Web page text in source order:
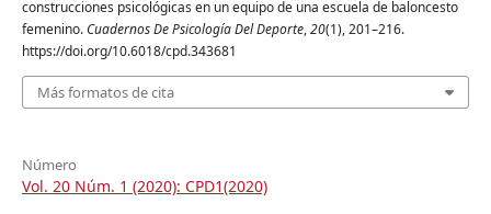
construcciones psicológicas en un equipo de una escuela de baloncesto
femenino.Cuadernos De Psicología Del Deporte,20(1), 201–216.
https://doi.org/10.6018/cpd.343681
Más formatos de cita
Número
Vol. 20 Núm. 1 (2020): CPD1(2020)